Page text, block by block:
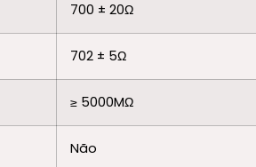
700 ± 20Ω
702 ± 5Ω
≥ 5000MΩ
Não